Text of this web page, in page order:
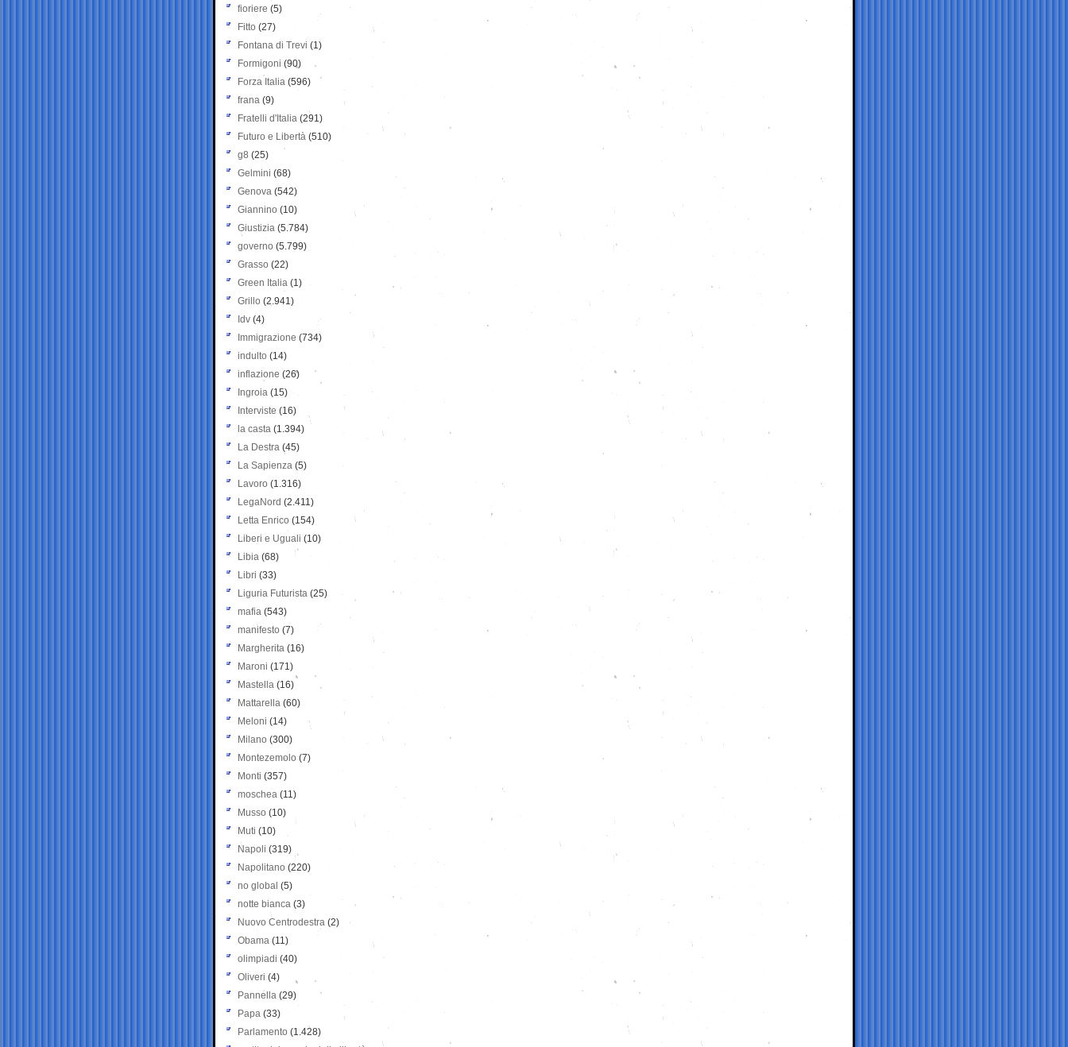
fioriere (5)
Fitto (27)
Fontana di Trevi (1)
Formigoni (90)
Forza Italia (596)
frana (9)
Fratelli d'Italia (291)
Futuro e Libertà (510)
g8 (25)
Gelmini (68)
Genova (542)
Giannino (10)
Giustizia (5.784)
governo (5.799)
Grasso (22)
Green Italia (1)
Grillo (2.941)
Idv (4)
Immigrazione (734)
indulto (14)
inflazione (26)
Ingroia (15)
Interviste (16)
la casta (1.394)
La Destra (45)
La Sapienza (5)
Lavoro (1.316)
LegaNord (2.411)
Letta Enrico (154)
Liberi e Uguali (10)
Libia (68)
Libri (33)
Liguria Futurista (25)
mafia (543)
manifesto (7)
Margherita (16)
Maroni (171)
Mastella (16)
Mattarella (60)
Meloni (14)
Milano (300)
Montezemolo (7)
Monti (357)
moschea (11)
Musso (10)
Muti (10)
Napoli (319)
Napolitano (220)
no global (5)
notte bianca (3)
Nuovo Centrodestra (2)
Obama (11)
olimpiadi (40)
Oliveri (4)
Pannella (29)
Papa (33)
Parlamento (1.428)